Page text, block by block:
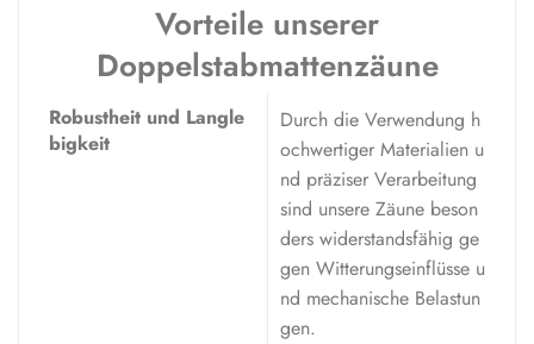
Vorteile unserer
Doppelstabmattenzäune
Robustheit und Langle
bigkeit
Durch die Verwendung h
ochwertiger Materialien u
nd präziser Verarbeitung
sind unsere Zäune beson
ders widerstandsfähig ge
gen Witterungseinflüsse u
nd mechanische Belastun
gen.